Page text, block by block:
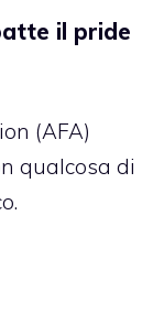
il pride
(AFA)
qualcosa di